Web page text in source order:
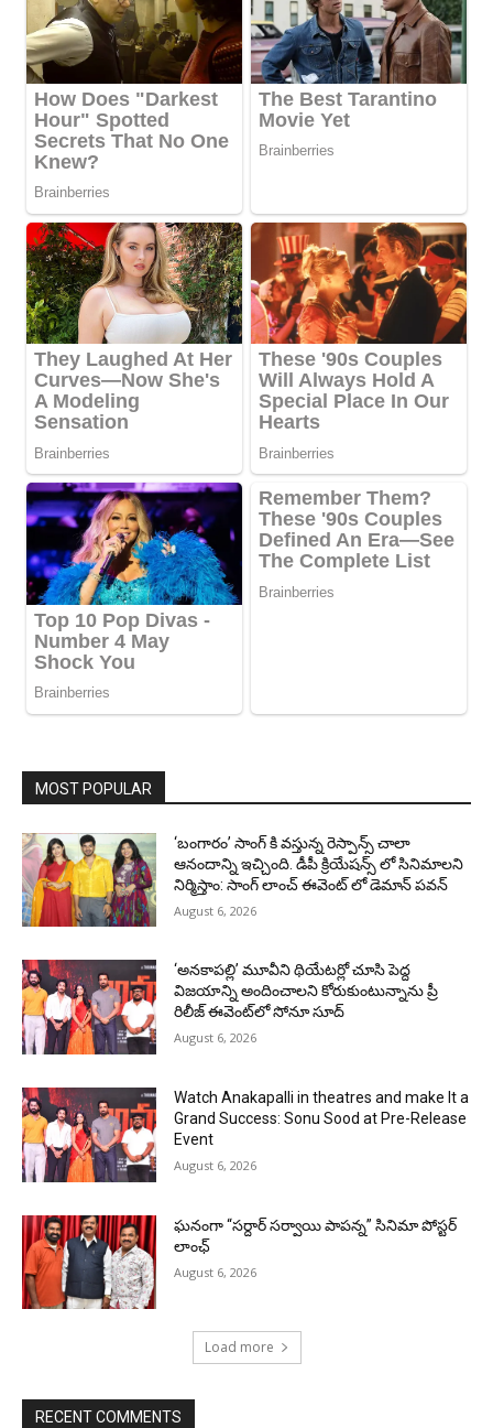
MOST POPULAR
‘బంగారం’ సాంగ్ కి వస్తున్న రెస్పాన్స్ చాలా
ఆనందాన్ని ఇచ్చింది. డీపీ క్రియేషన్స్ లో సినిమాలని
నిర్మిస్తాం: సాంగ్ లాంచ్ ఈవెంట్ లో డెమాన్ పవన్
August 6, 2026
‘అనకాపల్లి’ మూవీని థియేటర్లో చూసి పెద్ద
విజయాన్ని అందించాలని కోరుకుంటున్నాను ప్రీ
రిలీజ్ ఈవెంట్‌లో సోనూ సూద్
August 6, 2026
Watch Anakapalli in theatres and make It a
Grand Success: Sonu Sood at Pre-Release
Event
August 6, 2026
ఘనంగా “సర్దార్ సర్వాయి పాపన్న” సినిమా పోస్టర్
లాంఛ్
August 6, 2026
Load more
RECENT COMMENTS